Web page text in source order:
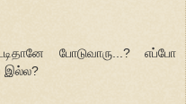
போடுவாரு...? எப்போ
இல்ல?